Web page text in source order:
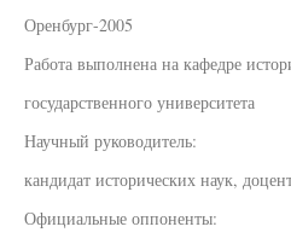
Оренбург-2005
Работа выполнена на кафедре
государственного университета
Научный руководитель:
кандидат исторических наук,
Официальные оппоненты: